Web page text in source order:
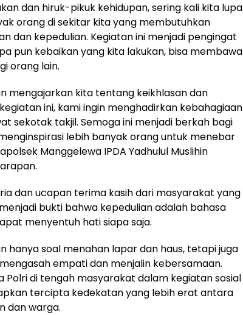
dan hiruk-pikuk kehidupan, sering kali kita lupa
orang di sekitar kita yang membutuhkan
dan kepedulian. Kegiatan ini menjadi pengingat
pun kebaikan yang kita lakukan, bisa membawa
orang lain.
mengajarkan kita tentang keikhlasan dan
ini, kami ingin menghadirkan kebahagiaan
sekotak takjil. Semoga ini menjadi berkah bagi
lebih banyak orang untuk menebar
Manggelewa IPDA Yadhulul Muslihin
dan ucapan terima kasih dari masyarakat yang
bukti bahwa kepedulian adalah bahasa
menyentuh hati siapa saja.
hanya soal menahan lapar dan haus, tetapi juga
empati dan menjalin kebersamaan.
Polri di tengah masyarakat dalam kegiatan sosial
tercipta kedekatan yang lebih erat antara
dan warga.